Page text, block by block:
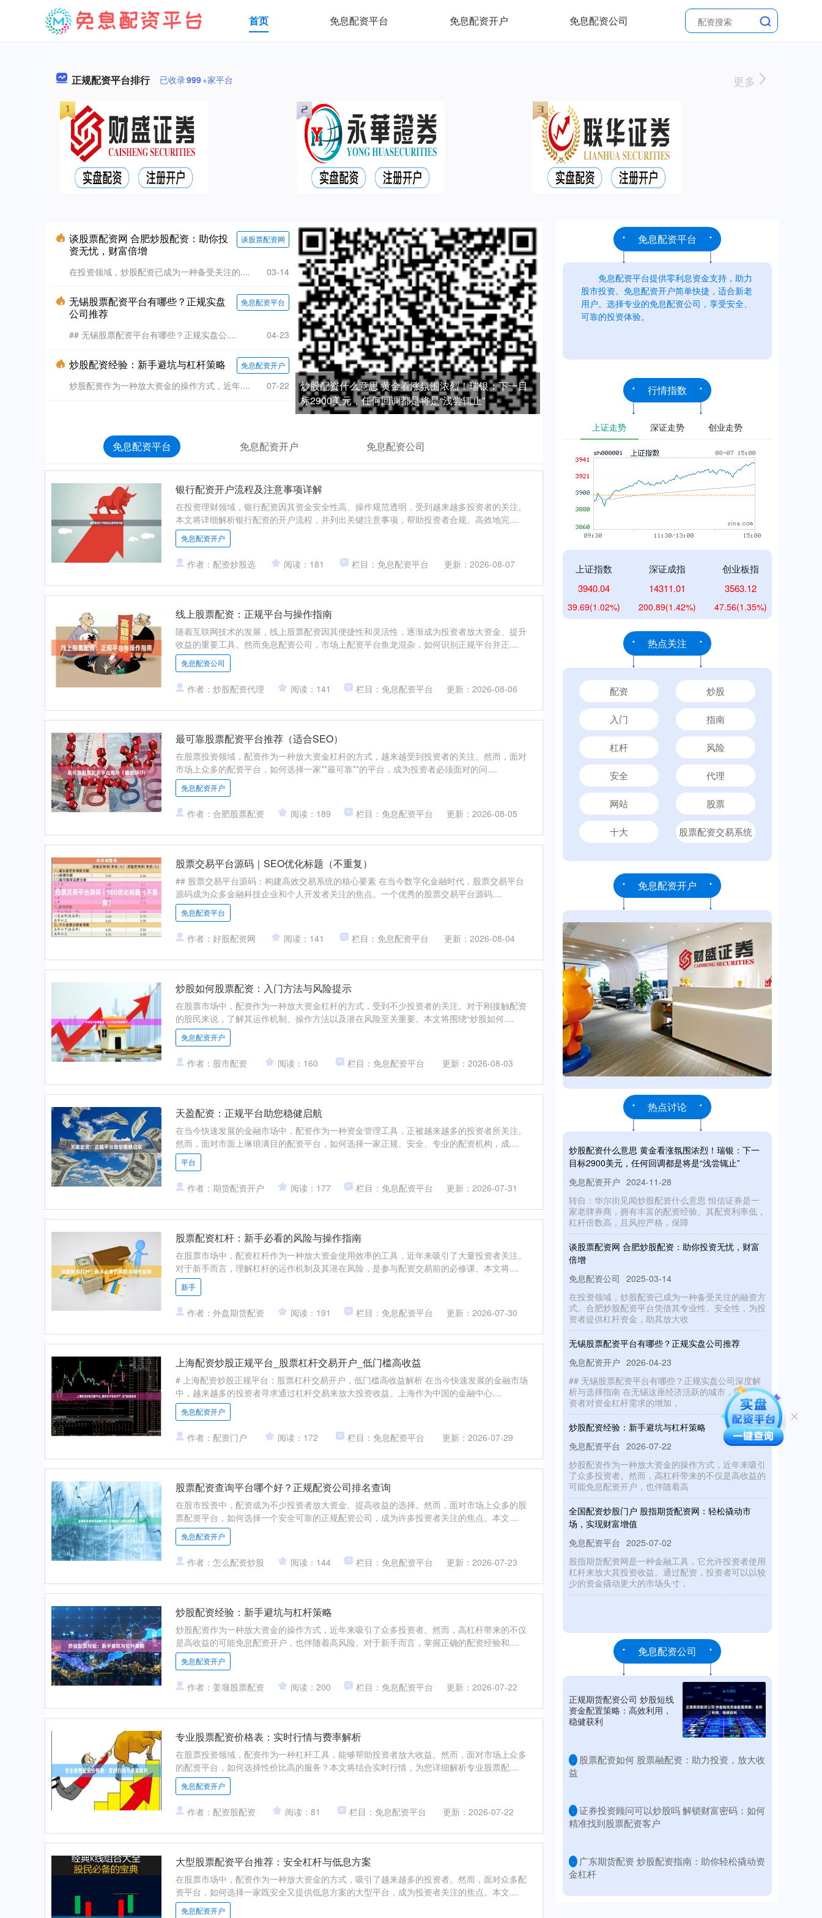
首页 免息配资平台 免息配资开户 免息配资公司
正规配资平台排行 已收录999+家平台 更多
炒股配资什么意思 黄金看涨氛围浓烈！瑞银：下一目
标2900美元，任何回调都是将是“浅尝辄止”
谈股票配资网
谈股票配资网 合肥炒股配资：助你投
资无忧，财富倍增
在投资领域，炒股配资已成为一种备受关注的.... 03-14
免息配资平台
无锡股票配资平台有哪些？正规实盘
公司推荐
## 无锡股票配资平台有哪些？正规实盘公.... 04-23
免息配资开户
炒股配资经验：新手避坑与杠杆策略
炒股配资作为一种放大资金的操作方式，近年.... 07-22
免息配资平台 免息配资开户 免息配资公司
银行配资开户流程及注意事项详解
在投资理财领域，银行配资因其资金安全性高、操作规范透明，受到越来越多投资者的关注。
本文将详细解析银行配资的开户流程，并列出关键注意事项，帮助投资者合规、高效地完....
免息配资开户
作者：配资炒股选 阅读：181 栏目：免息配资平台 更新：2026-08-07
线上股票配资：正规平台与操作指南
随着互联网技术的发展，线上股票配资因其便捷性和灵活性，逐渐成为投资者放大资金、提升
收益的重要工具。然而免息配资公司，市场上配资平台鱼龙混杂，如何识别正规平台并正....
免息配资公司
作者：炒股配资代理 阅读：141 栏目：免息配资平台 更新：2026-08-06
最可靠股票配资平台推荐（适合SEO）
在股票投资领域，配资作为一种放大资金杠杆的方式，越来越受到投资者的关注。然而，面对
市场上众多的配资平台，如何选择一家**最可靠**的平台，成为投资者必须面对的问....
免息配资开户
作者：合肥股票配资 阅读：189 栏目：免息配资平台 更新：2026-08-05
股票交易平台源码｜SEO优化标题（不重复）
## 股票交易平台源码：构建高效交易系统的核心要素 在当今数字化金融时代，股票交易平台
源码成为众多金融科技企业和个人开发者关注的焦点。一个优秀的股票交易平台源码....
免息配资平台
作者：好股配资网 阅读：141 栏目：免息配资平台 更新：2026-08-04
炒股如何股票配资：入门方法与风险提示
在股票市场中，配资作为一种放大资金杠杆的方式，受到不少投资者的关注。对于刚接触配资
的股民来说，了解其运作机制、操作方法以及潜在风险至关重要。本文将围绕“炒股如何....
免息配资开户
作者：股市配资 阅读：160 栏目：免息配资平台 更新：2026-08-03
天盈配资：正规平台助您稳健启航
在当今快速发展的金融市场中，配资作为一种资金管理工具，正被越来越多的投资者所关注。
然而，面对市面上琳琅满目的配资平台，如何选择一家正规、安全、专业的配资机构，成....
平台
作者：期货配资开户 阅读：177 栏目：免息配资平台 更新：2026-07-31
股票配资杠杆：新手必看的风险与操作指南
在股票市场中，配资杠杆作为一种放大资金使用效率的工具，近年来吸引了大量投资者关注。
对于新手而言，理解杠杆的运作机制及其潜在风险，是参与配资交易前的必修课。本文将....
新手
作者：外盘期货配资 阅读：191 栏目：免息配资平台 更新：2026-07-30
上海配资炒股正规平台_股票杠杆交易开户_低门槛高收益
# 上海配资炒股正规平台：股票杠杆交易开户，低门槛高收益解析 在当今快速发展的金融市场
中，越来越多的投资者寻求通过杠杆交易来放大投资收益。上海作为中国的金融中心....
免息配资开户
作者：配资门户 阅读：172 栏目：免息配资平台 更新：2026-07-29
股票配资查询平台哪个好？正规配资公司排名查询
在股市投资中，配资成为不少投资者放大资金、提高收益的选择。然而，面对市场上众多的股
票配资平台，如何选择一个安全可靠的正规配资公司，成为许多投资者关注的焦点。本文....
免息配资开户
作者：怎么配资炒股 阅读：144 栏目：免息配资平台 更新：2026-07-23
炒股配资经验：新手避坑与杠杆策略
炒股配资作为一种放大资金的操作方式，近年来吸引了众多投资者。然而，高杠杆带来的不仅
是高收益的可能免息配资开户，也伴随着高风险。对于新手而言，掌握正确的配资经验和....
免息配资开户
作者：姜堰股票配资 阅读：200 栏目：免息配资平台 更新：2026-07-22
专业股票配资价格表：实时行情与费率解析
在股票投资领域，配资作为一种杠杆工具，能够帮助投资者放大收益。然而，面对市场上众多
的配资平台，如何选择性价比高的服务？本文将结合实时行情，为您详细解析专业股票配....
免息配资开户
作者：配资股配资 阅读：81 栏目：免息配资平台 更新：2026-07-22
大型股票配资平台推荐：安全杠杆与低息方案
在股票市场中，配资作为一种放大资金的方式，吸引了越来越多的投资者。然而，面对众多配
资平台，如何选择一家既安全又提供低息方案的大型平台，成为投资者关注的焦点。本文....
免息配资开户
免息配资平台
免息配资平台提供零利息资金支持，助力
股市投资。免息配资开户简单快捷，适合新老
用户。选择专业的免息配资公司，享受安全、
可靠的投资体验。
行情指数
上证走势 深证走势 创业走势
上证指数
3940.04
39.69(1.02%)
深证成指
14311.01
200.89(1.42%)
创业板指
3563.12
47.56(1.35%)
热点关注
配资 炒股
入门 指南
杠杆 风险
安全 代理
网站 股票
十大 股票配资交易系统
免息配资开户
热点讨论
炒股配资什么意思 黄金看涨氛围浓烈！瑞银：下一
目标2900美元，任何回调都是将是“浅尝辄止”
免息配资开户 2024-11-28
转自：华尔街见闻炒股配资什么意思 恒信证券是一
家老牌券商，拥有丰富的配资经验。其配资利率低，
杠杆倍数高，且风控严格，保障
谈股票配资网 合肥炒股配资：助你投资无忧，财富
倍增
免息配资公司 2025-03-14
在投资领域，炒股配资已成为一种备受关注的融资方
式。合肥炒股配资平台凭借其专业性、安全性，为投
资者提供杠杆资金，助其放大收
无锡股票配资平台有哪些？正规实盘公司推荐
免息配资开户 2026-04-23
## 无锡股票配资平台有哪些？正规实盘公司深度解
析与选择指南 在无锡这座经济活跃的城市，随着投
资者对资金杠杆需求的增加，
炒股配资经验：新手避坑与杠杆策略
免息配资平台 2026-07-22
炒股配资作为一种放大资金的操作方式，近年来吸引
了众多投资者。然而，高杠杆带来的不仅是高收益的
可能免息配资开户，也伴随着高
全国配资炒股门户 股指期货配资网：轻松撬动市
场，实现财富增值
免息配资平台 2025-07-02
股指期货配资网是一种金融工具，它允许投资者使用
杠杆来放大其投资收益。通过配资，投资者可以以较
少的资金撬动更大的市场头寸，
免息配资公司
正规期货配资公司 炒股短线
资金配置策略：高效利用，
稳健获利
· ​股票配资如何 股票融配资：助力投资，放大收
益
· ​证券投资顾问可以炒股吗 解锁财富密码：如何
精准找到股票配资客户
· ​广东期货配资 炒股配资指南：助你轻松撬动资
金杠杆